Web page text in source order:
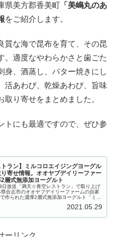
県美方郡香美町 「美嶋丸のあ
をご紹介します。
質な海で昆布を育て、その昆
。適度なやわらかさと歯ごた
身、酒蒸し、バター焼きにし
活あわび、乾燥あわび、旨味
り寄せをまとめました。
トにも最適ですので、ぜひ参
トラン】ミルコロエイジングヨーグル
り寄せ情報。オオヤブデイリーファー
層式無添加ヨーグルト
日放送「満天☆青空レストラン」で取り上げ
県合志市のオオヤブデイリーファームの自家
作られた濃厚2層式無添加ヨーグルト「ミル
2021.05.29